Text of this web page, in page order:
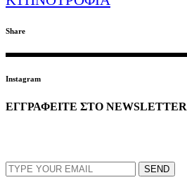
Share
Instagram
ΕΓΓΡΑΦΕΙΤΕ ΣΤΟ NEWSLETTER